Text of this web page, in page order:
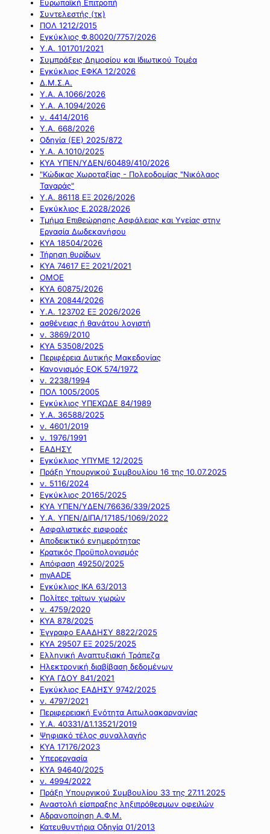
Ευρωπαϊκή Επιτροπή
Συντελεστής (τκ)
ΠΟΛ 1212/2015
Εγκύκλιος Φ.80020/7757/2026
Υ.Α. 101701/2021
Συμπράξεις Δημοσίου και Ιδιωτικού Τομέα
Εγκύκλιος ΕΦΚΑ 12/2026
Δ.Μ.Σ.Α.
Υ.Α. Α.1066/2026
Υ.Α. Α.1094/2026
ν. 4414/2016
Y.A. 668/2026
Οδηγία (ΕΕ) 2025/872
Υ.Α. Α.1010/2025
ΚΥΑ ΥΠΕΝ/ΥΔΕΝ/60489/410/2026
"Κώδικας Χωροταξίας - Πολεοδομίας "Νικόλαος
Ταγαράς"
Υ.Α. 86118 ΕΞ 2026/2026
Εγκύκλιος Ε.2028/2026
Τμήμα Επιθεώρησης Ασφάλειας και Υγείας στην
Εργασία Δωδεκανήσου
ΚΥΑ 18504/2026
Τήρηση θυρίδων
ΚΥΑ 74617 ΕΞ 2021/2021
ΟΜΟΕ
ΚΥΑ 60875/2026
ΚΥΑ 20844/2026
Υ.Α. 123702 ΕΞ 2026/2026
ασθένειας ή θανάτου λογιστή
ν. 3869/2010
ΚΥΑ 53508/2025
Περιφέρεια Δυτικής Μακεδονίας
Κανονισμός ΕΟΚ 574/1972
ν. 2238/1994
ΠΟΛ 1005/2005
Εγκύκλιος ΥΠΕΧΩΔΕ 84/1989
Υ.Α. 36588/2025
ν. 4601/2019
ν. 1976/1991
ΕΑΔΗΣΥ
Εγκύκλιος ΥΠΥΜΕ 12/2025
Πράξη Υπουργικού Συμβουλίου 16 της 10.07.2025
ν. 5116/2024
Εγκύκλιος 20165/2025
ΚΥΑ ΥΠΕΝ/ΥΔΕΝ/76636/339/2025
Υ.Α. ΥΠΕΝ/ΔΙΠΑ/17185/1069/2022
Ασφαλιστικές εισφορές
Αποδεικτικό ενημερότητας
Κρατικός Προϋπολογισμός
Απόφαση 49250/2025
myAADE
Εγκύκλιος ΙΚΑ 63/2013
Πολίτες τρίτων χωρών
ν. 4759/2020
ΚΥΑ 878/2025
Έγγραφο ΕΑΑΔΗΣΥ 8822/2025
ΚΥΑ 29507 ΕΞ 2025/2025
Ελληνική Αναπτυξιακή Τράπεζα
Ηλεκτρονική διαβίβαση δεδομένων
ΚΥΑ ΓΔΟΥ 841/2021
Εγκύκλιος ΕΑΔΗΣΥ 9742/2025
ν. 4797/2021
Περιφερειακή Ενότητα Αιτωλοακαρνανίας
Υ.Α. 40331/Δ1.13521/2019
Ψηφιακό τέλος συναλλαγής
ΚΥΑ 17176/2023
Υπερεργασία
ΚΥΑ 94640/2025
ν. 4994/2022
Πράξη Υπουργικού Συμβουλίου 33 της 27.11.2025
Αναστολή είσπραξης ληξιπρόθεσμων οφειλών
Αδρανοποίηση Α.Φ.Μ.
Κατευθυντήρια Οδηγία 01/2013